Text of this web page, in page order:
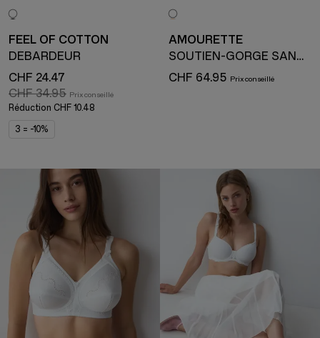
FEEL OF COTTON
DÉBARDEUR
CHF 24.47
CHF 34.95
Réduction CHF 10.48
3 = -10%
AMOURETTE
SOUTIEN-GORGE SANS ARMATURE
CHF 64.95